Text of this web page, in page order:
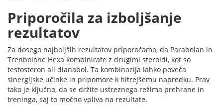
Priporočila za izboljšanje
rezultatov
Za dosego najboljših rezultatov priporočamo, da Parabolan in
Trenbolone Hexa kombinirate z drugimi steroidi, kot so
testosteron ali dianabol. Ta kombinacija lahko poveča
sinergijske učinke in pripomore k hitrejšemu napredku. Prav
tako je ključno, da se držite ustreznega režima prehrane in
treninga, saj to močno vpliva na rezultate.